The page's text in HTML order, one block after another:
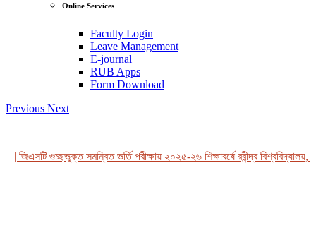
Online Services
Faculty Login
Leave Management
E-journal
RUB Apps
Form Download
Previous Next
জিএসটি গুচ্ছভুক্ত সমন্বিত ভর্তি পরীক্ষায় ২০২৫-২৬ শিক্ষাবর্ষে রবীন্দ্র বিশ্ববিদ্যালয়,